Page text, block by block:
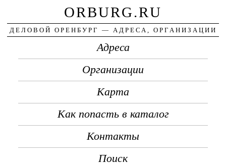
ORBURG.RU
ДЕЛОВОЙ ОРЕНБУРГ — АДРЕСА, ОРГАНИЗАЦИИ
Адреса
Организации
Карта
Как попасть в каталог
Контакты
Поиск